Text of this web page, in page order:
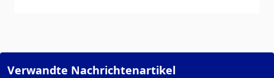
Verwandte Nachrichtenartikel